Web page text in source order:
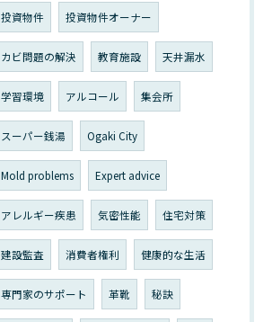
投資物件 投資物件オーナー
カビ問題の解決 教育施設 天井漏水
学習環境 アルコール 集会所
スーパー銭湯 Ogaki City
Mold problems Expert advice
アレルギー疾患 気密性能 住宅対策
建設監査 消費者権利 健康的な生活
専門家のサポート 革靴 秘訣